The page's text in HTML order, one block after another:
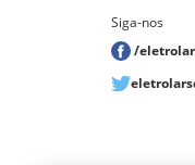
Siga-nos
/eletrolar